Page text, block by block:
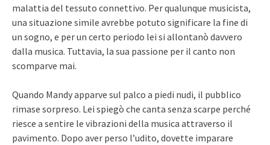
malattia del tessuto connettivo. Per qualunque musicista,
una situazione simile avrebbe potuto significare la fine di
un sogno, e per un certo periodo lei si allontanò davvero
dalla musica. Tuttavia, la sua passione per il canto non
scomparve mai.
Quando Mandy apparve sul palco a piedi nudi, il pubblico
rimase sorpreso. Lei spiegò che canta senza scarpe perché
riesce a sentire le vibrazioni della musica attraverso il
pavimento. Dopo aver perso l’udito, dovette imparare